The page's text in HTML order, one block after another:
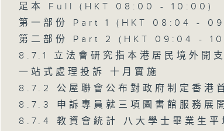
足本 Full (HKT 08:00 - 10:00)
第一部份 Part 1 (HKT 08:04 -
第二部份 Part 2 (HKT 09:04 -
8.7.1 立法會研究指本港居民境外開
一站式處理投訴 十月實施
8.7.2 公屋聯會公布對政府制定香港
8.7.3 申訴專員就三項圖書館服務展
8.7.4 教資會統計 八大學士畢業生